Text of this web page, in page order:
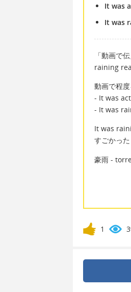
It was
It was
「動画で
raining
動画で程
- It was
- It was
It was
すごかった
豪雨 -
1